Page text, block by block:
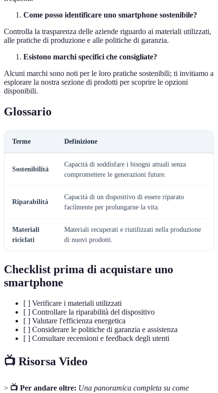
Come posso identificare uno smartphone sostenibile?
Controlla la trasparenza delle aziende riguardo ai materiali utilizzati,
alle pratiche di produzione e alle politiche di garanzia.
Esistono marchi specifici che consigliate?
Alcuni marchi sono noti per le loro pratiche sostenibili; ti invitiamo a
esplorare la nostra sezione di prodotti per scoprire le opzioni
disponibili.
Glossario
Terme Definizione
Sostenibilità
Capacità di soddisfare i bisogni attuali senza
compromettere le generazioni future.
Riparabilità
Capacità di un dispositivo di essere riparato
facilmente per prolungarne la vita.
Materiali
riciclati
Materiali recuperati e riutilizzati nella produzione
di nuovi prodotti.
Checklist prima di acquistare uno
smartphone
[ ] Verificare i materiali utilizzati
[ ] Controllare la riparabilità del dispositivo
[ ] Valutare l'efficienza energetica
[ ] Considerare le politiche di garanzia e assistenza
[ ] Consultare recensioni e feedback degli utenti
📺 Risorsa Video
> 📺 Per andare oltre: Una panoramica completa su come